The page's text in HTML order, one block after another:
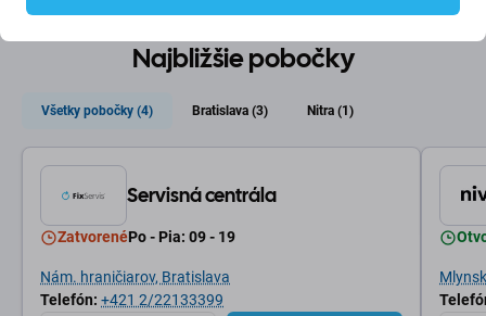
Najbližšie pobočky
Všetky pobočky (4) Bratislava (3) Nitra (1)
Servisná centrála
Telefón: +421 2/22133399
ZatvorenéPo - Pia: 09 - 19
Nám. hraničiarov, Bratislava